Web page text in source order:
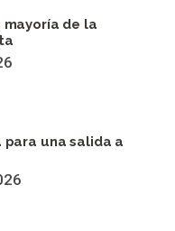
mayoría de la
para una salida a